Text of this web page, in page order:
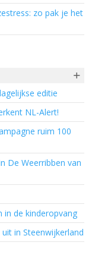
zo pak je het
+
editie
NL-Alert!
ruim 100
De Weerribben van
in de kinderopvang
in Steenwijkerland